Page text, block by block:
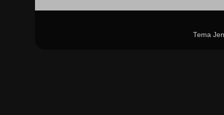
Tema